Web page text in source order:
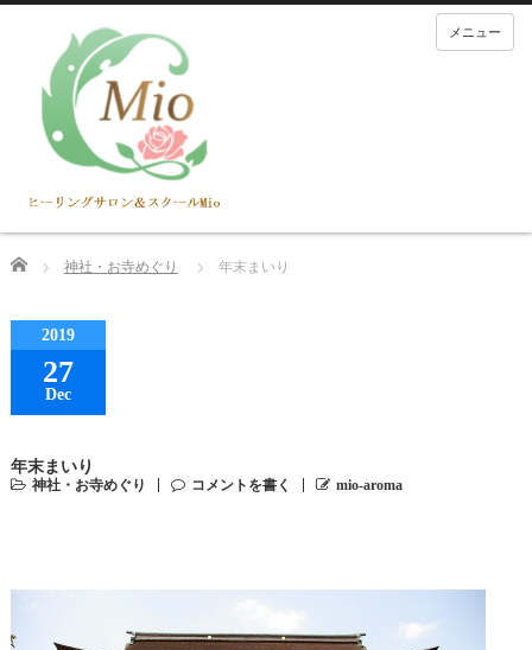
メニュー
Home 神社・お寺めぐり 年末まいり
2019
27
Dec
年末まいり
神社・お寺めぐり コメントを書く mio-aroma